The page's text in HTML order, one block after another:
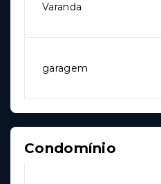
Varanda
garagem
Condomínio